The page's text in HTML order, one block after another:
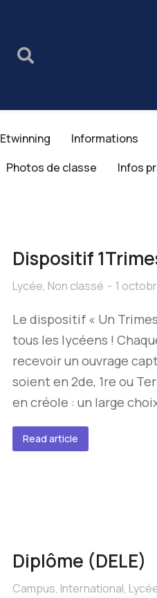
Etwinning Informations
Photos de classe Infos
Dispositif
Lycée, Non classé 1
Le dispositif « Un
tous les lycéens !
recevoir un ouvrage
soient en 2de, 1re ou
en créole : un large
Read article
Diplôme (DELE)
Campus, International,